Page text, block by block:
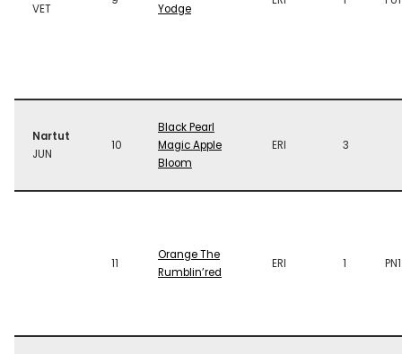
VET Yodge
Nartut
JUN
10
Black Pearl
Magic Apple
Bloom
ERI 3
11
Orange The
Rumblin’red
ERI 1 PN1